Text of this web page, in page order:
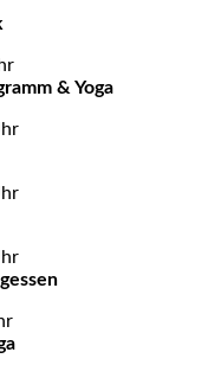
& Yoga